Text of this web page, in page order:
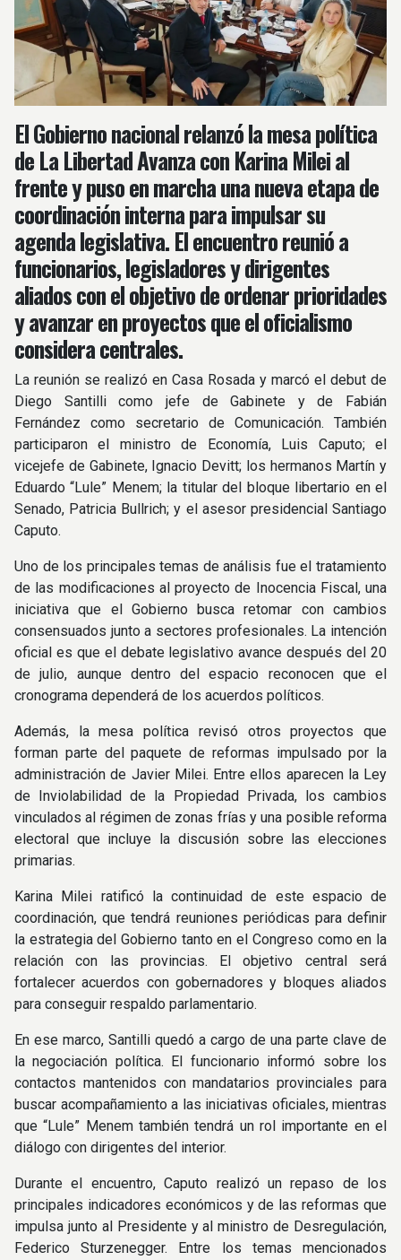
El Gobierno nacional relanzó la mesa política
de La Libertad Avanza con Karina Milei al
frente y puso en marcha una nueva etapa de
coordinación interna para impulsar su
agenda legislativa. El encuentro reunió a
funcionarios, legisladores y dirigentes
aliados con el objetivo de ordenar prioridades
y avanzar en proyectos que el oficialismo
considera centrales.
La reunión se realizó en Casa Rosada y marcó el debut de
Diego Santilli como jefe de Gabinete y de Fabián
Fernández como secretario de Comunicación. También
participaron el ministro de Economía, Luis Caputo; el
vicejefe de Gabinete, Ignacio Devitt; los hermanos Martín y
Eduardo “Lule” Menem; la titular del bloque libertario en el
Senado, Patricia Bullrich; y el asesor presidencial Santiago
Caputo.
Uno de los principales temas de análisis fue el tratamiento
de las modificaciones al proyecto de Inocencia Fiscal, una
iniciativa que el Gobierno busca retomar con cambios
consensuados junto a sectores profesionales. La intención
oficial es que el debate legislativo avance después del 20
de julio, aunque dentro del espacio reconocen que el
cronograma dependerá de los acuerdos políticos.
Además, la mesa política revisó otros proyectos que
forman parte del paquete de reformas impulsado por la
administración de Javier Milei. Entre ellos aparecen la Ley
de Inviolabilidad de la Propiedad Privada, los cambios
vinculados al régimen de zonas frías y una posible reforma
electoral que incluye la discusión sobre las elecciones
primarias.
Karina Milei ratificó la continuidad de este espacio de
coordinación, que tendrá reuniones periódicas para definir
la estrategia del Gobierno tanto en el Congreso como en la
relación con las provincias. El objetivo central será
fortalecer acuerdos con gobernadores y bloques aliados
para conseguir respaldo parlamentario.
En ese marco, Santilli quedó a cargo de una parte clave de
la negociación política. El funcionario informó sobre los
contactos mantenidos con mandatarios provinciales para
buscar acompañamiento a las iniciativas oficiales, mientras
que “Lule” Menem también tendrá un rol importante en el
diálogo con dirigentes del interior.
Durante el encuentro, Caputo realizó un repaso de los
principales indicadores económicos y de las reformas que
impulsa junto al Presidente y al ministro de Desregulación,
Federico Sturzenegger. Entre los temas mencionados